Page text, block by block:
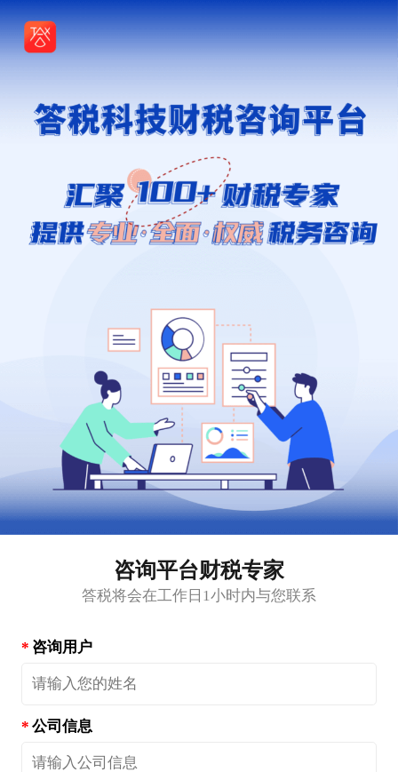
咨询平台财税专家
答税将会在工作日1小时内与您联系
咨询用户
公司信息